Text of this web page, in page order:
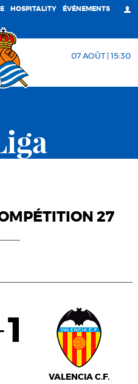
HOSPITALITY ÉVÉNEMENTS
07 AOÛT | 15:30
27
- 1
VALENCIA C.F.